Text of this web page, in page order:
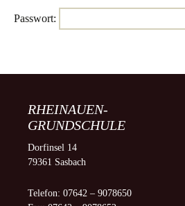
Passwort:
RHEINAUEN-
GRUNDSCHULE
Dorfinsel 14
79361 Sasbach
Telefon: 07642 – 9078650